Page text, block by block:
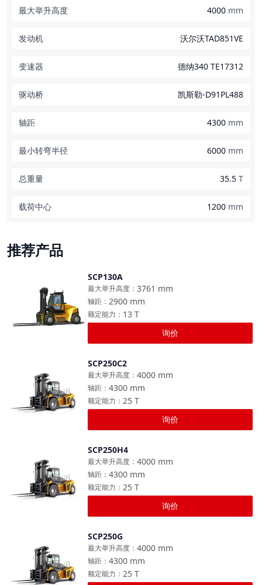
最大举升高度 4000 mm
发动机 沃尔沃TAD851VE
变速器 德纳340 TE17312
驱动桥 凯斯勒-D91PL488
轴距 4300 mm
最小转弯半径 6000 mm
总重量 35.5 T
载荷中心 1200 mm
推荐产品
SCP130A
3761 mm
最大举升高度 ：
2900 mm
轴距 ：
13 T
额定能力 ：
询价
SCP250C2
4000 mm
最大举升高度 ：
4300 mm
轴距 ：
25 T
额定能力 ：
询价
SCP250H4
4000 mm
最大举升高度 ：
4300 mm
轴距 ：
25 T
额定能力 ：
询价
SCP250G
4000 mm
最大举升高度 ：
4300 mm
轴距 ：
25 T
额定能力 ：